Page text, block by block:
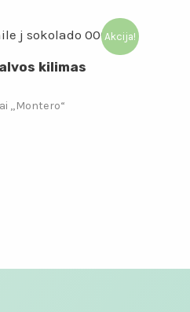
Akcija!
kilimas
„Montero“